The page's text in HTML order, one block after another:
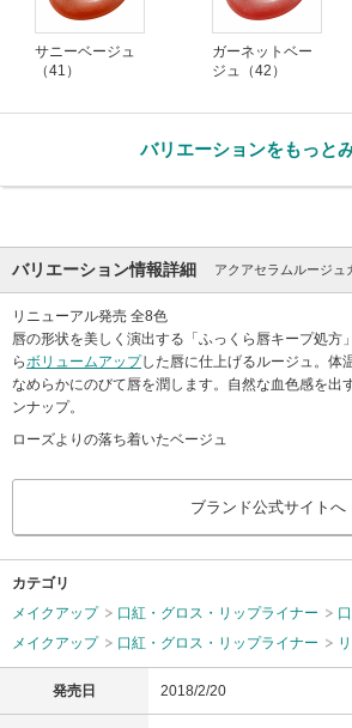
サニーベージュ
（41）
ガーネットベー
ジュ（42）
バリエーションをもっと
バリエーション情報詳細 アクアセラムルージュ
リニューアル発売 全8色
唇の形状を美しく演出する「ふっくら唇キープ処方
らボリュームアップした唇に仕上げるルージュ。体
なめらかにのびて唇を潤します。自然な血色感を出
ンナップ。
ローズよりの落ち着いたベージュ
ブランド公式サイトへ
カテゴリ
メイクアップ
口紅・グロス・リップライナー
メイクアップ
口紅・グロス・リップライナー
発売日 2018/2/20